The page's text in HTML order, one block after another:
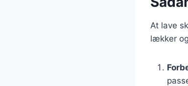
At lave
lækker